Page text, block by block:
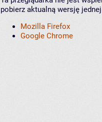
pobierz aktualną wersję
Mozilla Firefox
Google Chrome